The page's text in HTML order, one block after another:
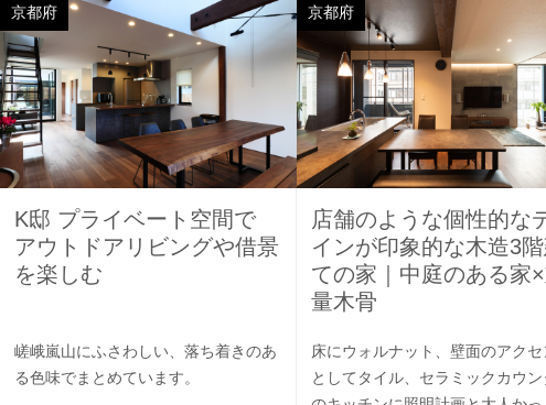
京都府
K邸 プライベート空間で
アウトドアリビングや借景
を楽しむ
嵯峨嵐山にふさわしい、落ち着きのあ
る色味でまとめています。
京都府
店舗のような個性的な
インが印象的な木造3
ての家｜中庭のある家
量木骨
床にウォルナット、壁面のアクセ
としてタイル、セラミックカウン